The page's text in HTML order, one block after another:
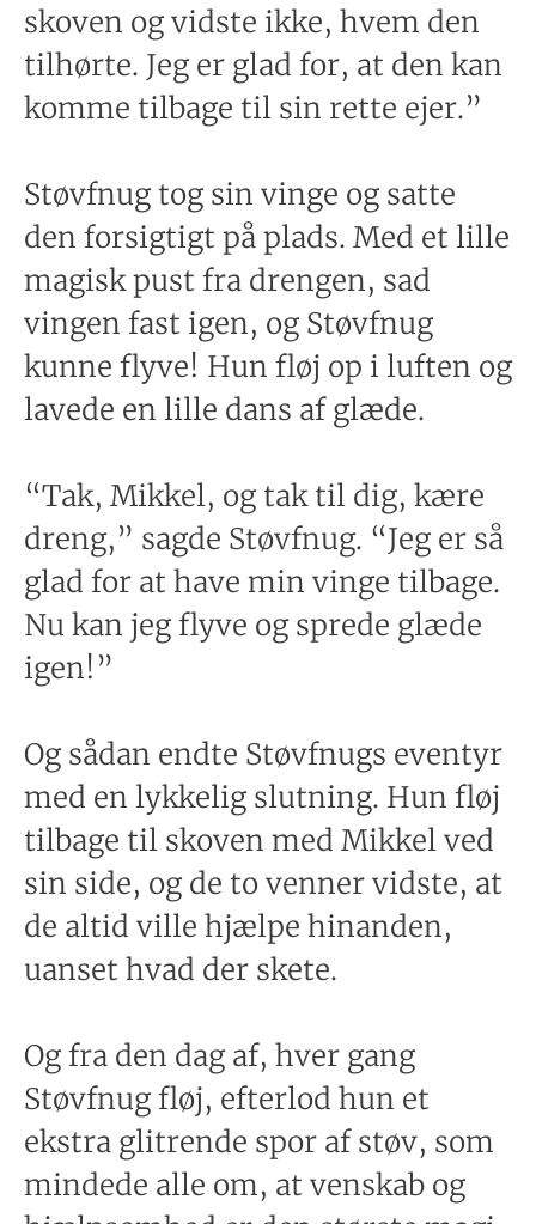
skoven og vidste ikke, hvem den
tilhørte. Jeg er glad for, at den kan
komme tilbage til sin rette ejer.”
Støvfnug tog sin vinge og satte
den forsigtigt på plads. Med et lille
magisk pust fra drengen, sad
vingen fast igen, og Støvfnug
kunne flyve! Hun fløj op i luften og
lavede en lille dans af glæde.
“Tak, Mikkel, og tak til dig, kære
dreng,” sagde Støvfnug. “Jeg er så
glad for at have min vinge tilbage.
Nu kan jeg flyve og sprede glæde
igen!”
Og sådan endte Støvfnugs eventyr
med en lykkelig slutning. Hun fløj
tilbage til skoven med Mikkel ved
sin side, og de to venner vidste, at
de altid ville hjælpe hinanden,
uanset hvad der skete.
Og fra den dag af, hver gang
Støvfnug fløj, efterlod hun et
ekstra glitrende spor af støv, som
mindede alle om, at venskab og